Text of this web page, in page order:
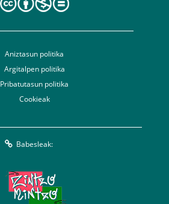
Aniztasun politika
Argitalpen politika
Pribatutasun politika
Cookieak
Babesleak: